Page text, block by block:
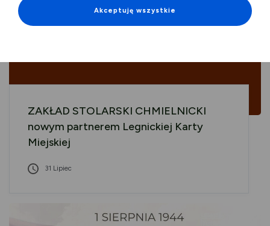
ZAKŁAD STOLARSKI CHMIELNICKI
nowym partnerem Legnickiej Karty
Miejskiej
31 Lipiec
Akceptuję wszystkie